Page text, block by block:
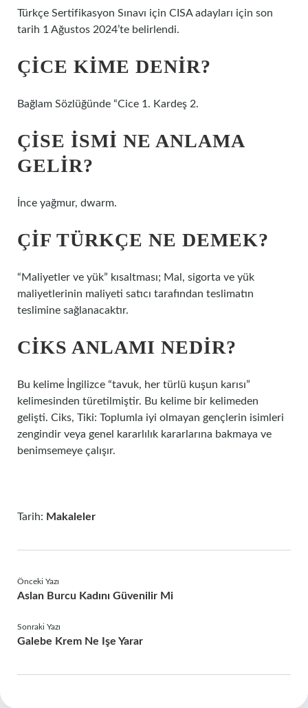
Türkçe Sertifikasyon Sınavı için CISA adayları için son
tarih 1 Ağustos 2024’te belirlendi.
ÇICE KIME DENIR?
Bağlam Sözlüğünde “Cice 1. Kardeş 2.
ÇISE ISMI NE ANLAMA
GELIR?
İnce yağmur, dwarm.
ÇIF TÜRKÇE NE DEMEK?
“Maliyetler ve yük” kısaltması; Mal, sigorta ve yük
maliyetlerinin maliyeti satıcı tarafından teslimatın
teslimine sağlanacaktır.
CIKS ANLAMI NEDIR?
Bu kelime İngilizce “tavuk, her türlü kuşun karısı”
kelimesinden türetilmiştir. Bu kelime bir kelimeden
gelişti. Ciks, Tiki: Toplumla iyi olmayan gençlerin isimleri
zengindir veya genel kararlılık kararlarına bakmaya ve
benimsemeye çalışır.
Tarih: Makaleler
Önceki Yazı
Aslan Burcu Kadını Güvenilir Mi
Sonraki Yazı
Galebe Krem Ne Işe Yarar